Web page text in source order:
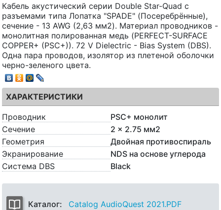
Кабель акустический серии Double Star-Quad с
разъемами типа Лопатка "SPADE" (Посеребрённые),
сечение - 13 AWG (2,63 мм2). Материал проводников -
монолитная полированная медь (PERFECT-SURFACE
COPPER+ (PSC+)). 72 V Dielectric - Bias System (DBS).
Одна пара проводов, изолятор из плетеной оболочки
черно-зеленого цвета.
ХАРАКТЕРИСТИКИ
Проводник
PSC+ монолит
Сечение
2 x 2.75 мм2
Геометрия
Двойная противоспираль
Экранирование
NDS на основе углерода
Система DBS
Black
Каталог: Catalog AudioQuest 2021.PDF